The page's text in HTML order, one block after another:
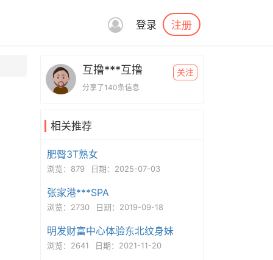
登录 注册
互撸***互撸
分享了140条信息
关注
相关推荐
肥臀3T熟女
浏览：879 日期：2025-07-03
张家港***SPA
浏览：2730 日期：2019-09-18
明发财富中心体验东北纹身妹
浏览：2641 日期：2021-11-20